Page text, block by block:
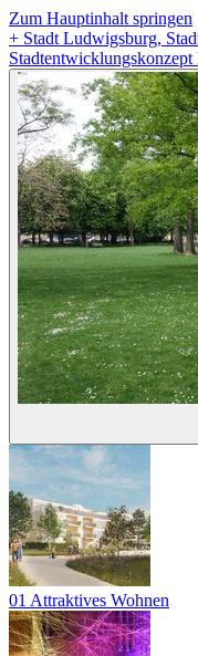
Zum Hauptinhalt springen
+ Stadt Ludwigsburg,
01 Attraktives Wohnen